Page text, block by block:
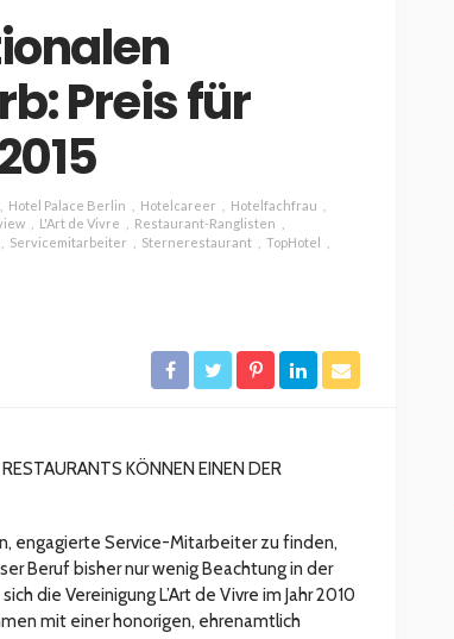
Preis für
Hotel Palace Berlin Hotelcareer
Hotelfachfrau
L'Art de Vivre
Restaurant-Ranglisten
Servicemitarbeiter Sternerestaurant
TopHotel
KÖNNEN EINEN DER
engagierte Service-Mitarbeiter zu finden,
Beruf bisher nur wenig Beachtung in der
die Vereinigung L’Art de Vivre im Jahr 2010
mit einer honorigen, ehrenamtlich
GOURMET & FEINSCHMECKER
HOGA
HOTELLERIE & RESORTS
für Hobbyköche